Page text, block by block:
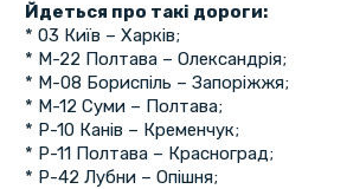
Йдеться про такі дороги:
* 03 Київ – Харків;
* М-22 Полтава – Олександрія;
* М-08 Бориспіль – Запоріжжя;
* М-12 Суми – Полтава;
* Р-10 Канів – Кременчук;
* Р-11 Полтава – Красноград;
* Р-42 Лубни – Опішня;